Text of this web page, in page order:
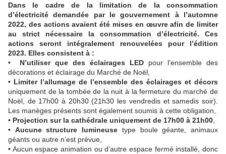
Dans le cadre de la limitation de la consommation
d’électricité demandée par le gouvernement à l’automne
2022, des actions avaient été mises en œuvre afin de limiter
au strict nécessaire la consommation d’électricité. Ces
actions seront intégralement renouvelées pour l’édition
2023. Elles consistent à :
• N’utiliser que des éclairages LED pour l’ensemble des
décorations et éclairage du Marché de Noël,
• Limiter l’allumage de l’ensemble des éclairages et décors
uniquement de la tombée de la nuit à la fermeture du marché de
Noël, de 17h00 à 20h30 (21h30 les vendredis et samedis soir).
Les manèges présents sont également soumis à cette obligation,
• Projection sur la cathédrale uniquement de 17h00 à 21h00
• Aucune structure lumineuse type boule géante, animaux
géants ou autre n’est prévue,
• Aucun espace animation ou d’autre espace fermé installé, donc